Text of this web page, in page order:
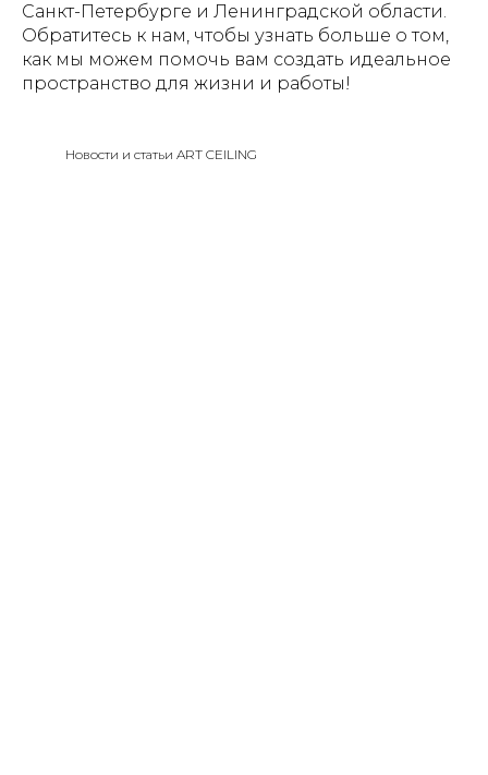
Санкт-Петербурге и Ленинградской области.
Обратитесь к нам, чтобы узнать больше о том,
как мы можем помочь вам создать идеальное
пространство для жизни и работы!
Новости и статьи ART CEILING